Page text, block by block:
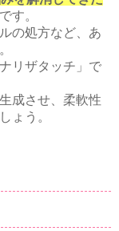
です。
の処方など、あ
リザタッチ」で
成させ、柔軟性
ょう。